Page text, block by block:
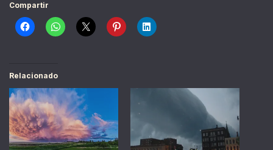
Compartir
Relacionado